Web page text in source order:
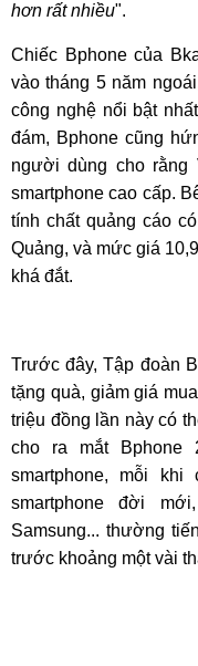
hơn rất nhiều".
Chiếc Bphone của
vào tháng 5 năm
công nghệ nổi bật
đám, Bphone cũng
người dùng cho rằng
smartphone cao cấp.
tính chất quảng cáo
Quảng, và mức giá
khá đắt.
Trước đây, Tập đoàn
tặng quà, giảm giá
triệu đồng lần này có
cho ra mắt Bphone
smartphone, mỗi
smartphone đời
Samsung... thường
trước khoảng một vài